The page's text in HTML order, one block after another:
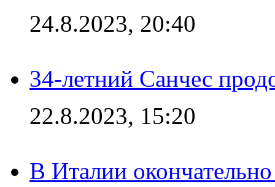
24.8.2023, 20:40
34-летний Санчес
22.8.2023, 15:20
В Италии